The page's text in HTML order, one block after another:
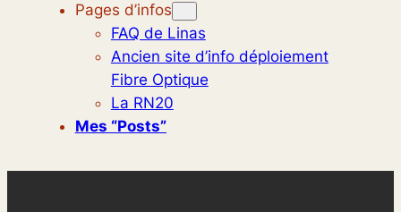
Pages d’infos
FAQ de Linas
Ancien site d’info déploiement
Fibre Optique
La RN20
Mes “posts”